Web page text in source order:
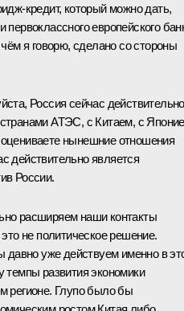
кредит, который можно дать,
первоклассного европейского
я говорю, сделано со стороны
Россия сейчас действительно
АТЭС, с Китаем, с
нынешние отношения
действительно является
России.
расширяем наши контакты
не политическое решение.
давно уже действуем именно в
темпы развития экономики
регионе. Глупо было бы